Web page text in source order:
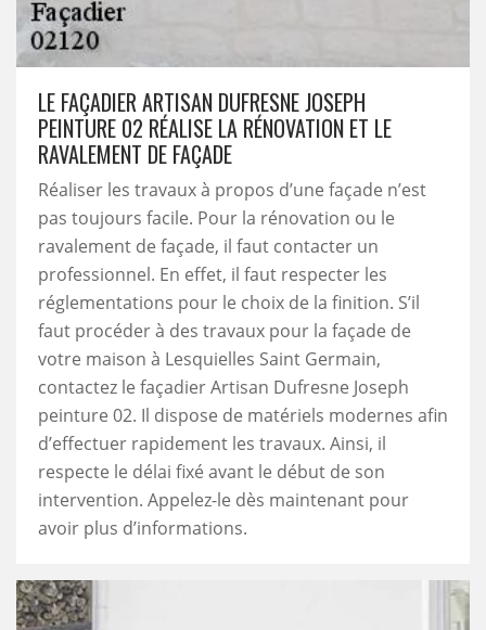
LE FAÇADIER ARTISAN DUFRESNE JOSEPH
PEINTURE 02 RÉALISE LA RÉNOVATION ET LE
RAVALEMENT DE FAÇADE
Réaliser les travaux à propos d’une façade n’est
pas toujours facile. Pour la rénovation ou le
ravalement de façade, il faut contacter un
professionnel. En effet, il faut respecter les
réglementations pour le choix de la finition. S’il
faut procéder à des travaux pour la façade de
votre maison à Lesquielles Saint Germain,
contactez le façadier Artisan Dufresne Joseph
peinture 02. Il dispose de matériels modernes afin
d’effectuer rapidement les travaux. Ainsi, il
respecte le délai fixé avant le début de son
intervention. Appelez-le dès maintenant pour
avoir plus d’informations.